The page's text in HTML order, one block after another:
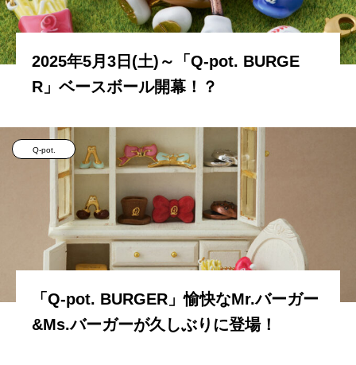
2025年5月3日(土)～「Q-pot. BURGE
R」ベースボール開幕！？
Q-pot.
「Q-pot. BURGER」愉快なMr.バーガー
&Ms.バーガーが久しぶりに登場！